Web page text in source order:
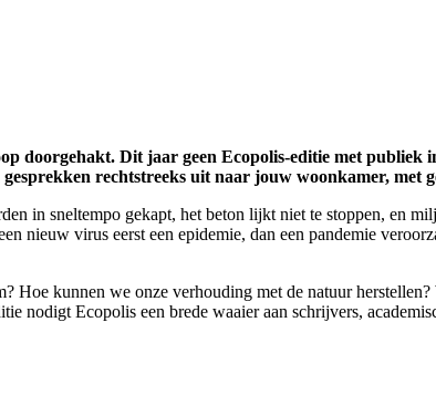
doorgehakt. Dit jaar geen Ecopolis-editie met publiek
gesprekken rechtstreeks uit naar jouw woonkamer, met
in sneltempo gekapt, het beton lijkt niet te stoppen, en
nieuw virus eerst een epidemie, dan een pandemie
Hoe kunnen we onze verhouding met de natuur
nodigt Ecopolis een brede waaier aan schrijvers,